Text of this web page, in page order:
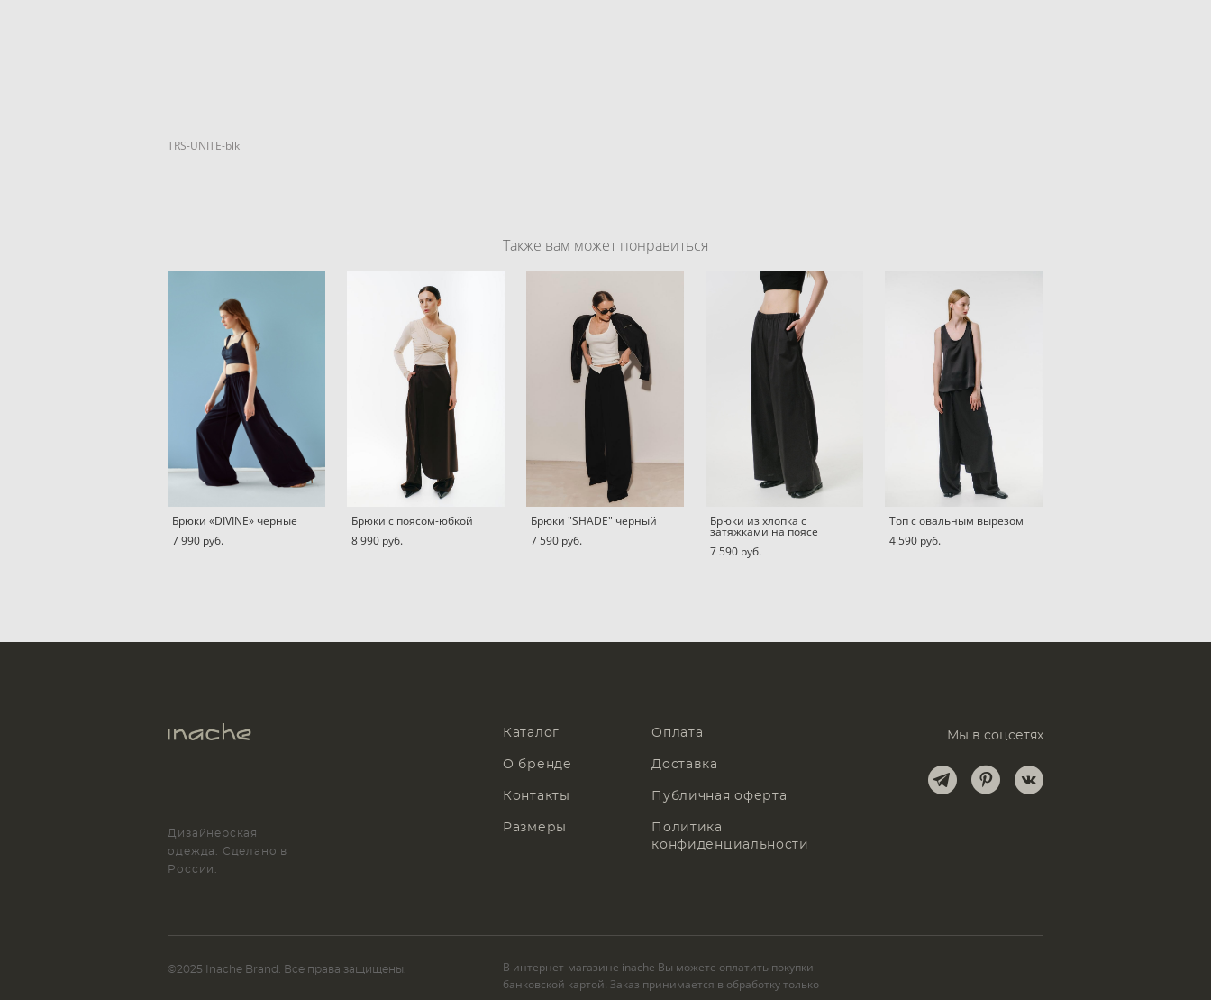
TRS-UNITE-blk
Также вам может понравиться
Брюки «DIVINE» черные
7 990 pуб.
Брюки с поясом-юбкой
8 990 pуб.
Брюки "SHADE" черный
7 590 pуб.
Брюки из хлопка с
затяжками на поясе
7 590 pуб.
Топ c овальным вырезом
4 590 pуб.
Дизайнерская
одежда. Сделано в
России.
Каталог
О бренде
Контакты
Размеры
Оплата
Доставка
Публичная оферта
Политика
конфиденциальности
Мы в соцсетях
©2025 Inache Brand. Все права защищены.
В интернет-магазине inache Вы можете оплатить покупки
банковской картой. Заказ принимается в обработку только